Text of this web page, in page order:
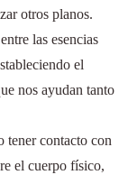
otros planos.
las esencias
el
nos ayudan tanto
tener contacto con
el cuerpo físico,